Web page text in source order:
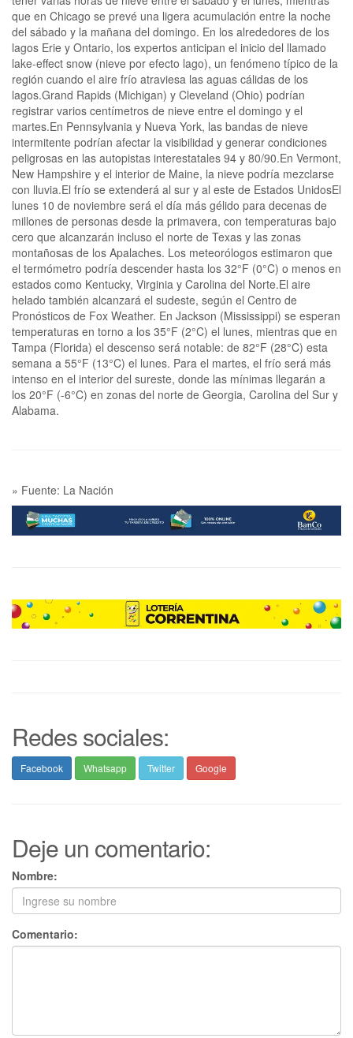
que en Chicago se prevé una ligera acumulación entre la noche
del sábado y la mañana del domingo. En los alrededores de los
lagos Erie y Ontario, los expertos anticipan el inicio del llamado
lake-effect snow (nieve por efecto lago), un fenómeno típico de la
región cuando el aire frío atraviesa las aguas cálidas de los
lagos.Grand Rapids (Michigan) y Cleveland (Ohio) podrían
registrar varios centímetros de nieve entre el domingo y el
martes.En Pennsylvania y Nueva York, las bandas de nieve
intermitente podrían afectar la visibilidad y generar condiciones
peligrosas en las autopistas interestatales 94 y 80/90.En Vermont,
New Hampshire y el interior de Maine, la nieve podría mezclarse
con lluvia.El frío se extenderá al sur y al este de Estados UnidosEl
lunes 10 de noviembre será el día más gélido para decenas de
millones de personas desde la primavera, con temperaturas bajo
cero que alcanzarán incluso el norte de Texas y las zonas
montañosas de los Apalaches. Los meteorólogos estimaron que
el termómetro podría descender hasta los 32°F (0°C) o menos en
estados como Kentucky, Virginia y Carolina del Norte.El aire
helado también alcanzará el sudeste, según el Centro de
Pronósticos de Fox Weather. En Jackson (Mississippi) se esperan
temperaturas en torno a los 35°F (2°C) el lunes, mientras que en
Tampa (Florida) el descenso será notable: de 82°F (28°C) esta
semana a 55°F (13°C) el lunes. Para el martes, el frío será más
intenso en el interior del sureste, donde las mínimas llegarán a
los 20°F (-6°C) en zonas del norte de Georgia, Carolina del Sur y
Alabama.
» Fuente: La Nación
Redes sociales:
Facebook Whatsapp Twitter Google
Deje un comentario:
Nombre:
Comentario: